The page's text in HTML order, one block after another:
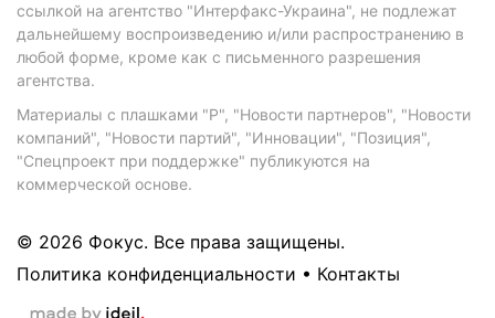
ссылкой на агентство "Интерфакс-Украина", не подлежат
дальнейшему воспроизведению и/или распространению в
любой форме, кроме как с письменного разрешения
агентства.
Материалы с плашками "Р", "Новости партнеров", "Новости
компаний", "Новости партий", "Инновации", "Позиция",
"Спецпроект при поддержке" публикуются на
коммерческой основе.
© 2026 Фокус. Все права защищены.
Политика конфиденциальности • Контакты